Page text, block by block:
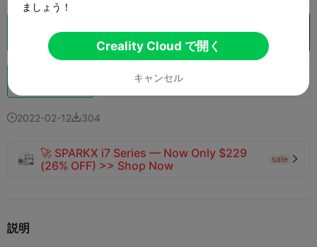
クラウドスライス Creality Cloud で開く
149 99
2022-02-12304
🚀 SPARKX i7 Series — Now Only $229
(26% OFF) >> Shop Now
sale 
説明
ましょう！
Creality Cloud で開く
キャンセル